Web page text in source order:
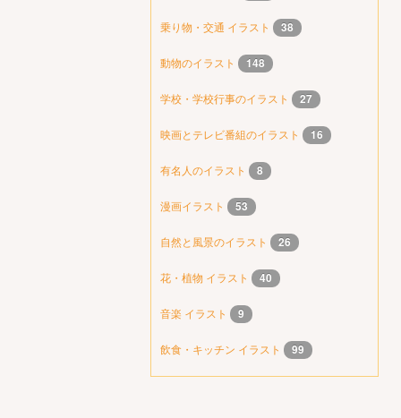
乗り物・交通 イラスト 38
動物のイラスト 148
学校・学校行事のイラスト 27
映画とテレビ番組のイラスト 16
有名人のイラスト 8
漫画イラスト 53
自然と風景のイラスト 26
花・植物 イラスト 40
音楽 イラスト 9
飲食・キッチン イラスト 99